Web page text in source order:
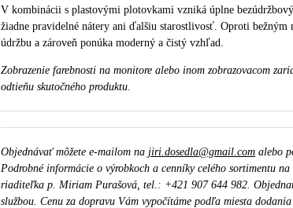
V kombinácii s plastovými plotovkami vzniká úplne
žiadne pravidelné nátery ani ďalšiu starostlivosť. Oproti bežným
údržbu a zároveň ponúka moderný a čistý vzhľad.
Zobrazenie farebnosti na monitore alebo inom zobrazovacom
odtieňu skutočného produktu.
Objednávať môžete e-mailom na jiri.dosedla@gmail.comalebo
Podrobné informácie o výrobkoch a cenníky celého sortimentu
riaditeľka p. Miriam Purašová, tel.: +421 907 644 982.
službou. Cenu za dopravu Vám vypočítáme podľa miesta